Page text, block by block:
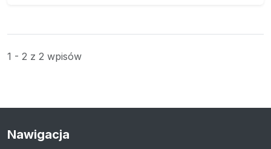
1 - 2 z 2 wpisów
Nawigacja